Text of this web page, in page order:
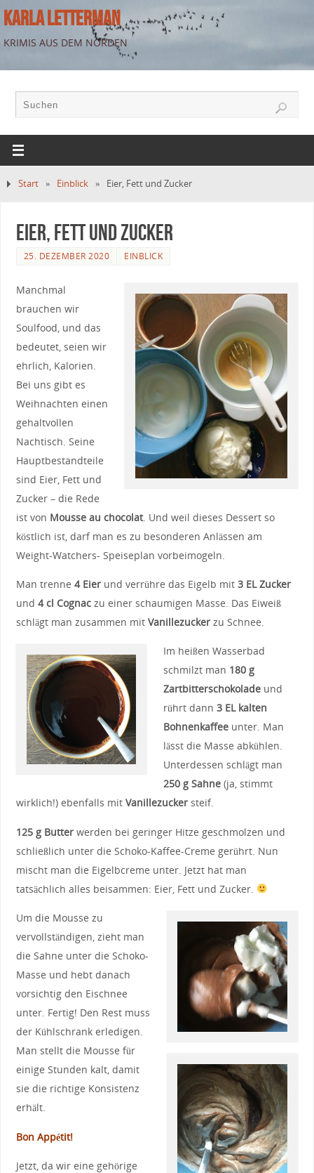
KARLA LETTERMAN
KRIMIS AUS DEM NORDEN
Start » Einblick » Eier, Fett und Zucker
Eier, Fett und Zucker
25. DEZEMBER 2020 EINBLICK
Manchmal
brauchen wir
Soulfood, und das
bedeutet, seien wir
ehrlich, Kalorien.
Bei uns gibt es
Weihnachten einen
gehaltvollen
Nachtisch. Seine
Hauptbestandteile
sind Eier, Fett und
Zucker – die Rede
ist von Mousse au chocolat. Und weil dieses Dessert so
köstlich ist, darf man es zu besonderen Anlässen am
Weight-Watchers- Speiseplan vorbeimogeln.
Man trenne 4 Eierund verrühre das Eigelb mit 3 EL Zucker
und 4 cl Cognaczu einer schaumigen Masse. Das Eiweiß
schlägt man zusammen mit Vanillezuckerzu Schnee.
Im heißen Wasserbad
schmilzt man 180 g
Zartbitterschokolade und
rührt dann 3 EL kalten
Bohnenkaffeeunter. Man
lässt die Masse abkühlen.
Unterdessen schlägt man
250 g Sahne(ja, stimmt
wirklich!) ebenfalls mit Vanillezuckersteif.
125 g Butterwerden bei geringer Hitze geschmolzen und
schließlich unter die Schoko-Kaffee-Creme gerührt. Nun
mischt man die Eigelbcreme unter. Jetzt hat man
tatsächlich alles beisammen: Eier, Fett und Zucker.
Um die Mousse zu
vervollständigen, zieht man
die Sahne unter die Schoko-
Masse und hebt danach
vorsichtig den Eischnee
unter. Fertig! Den Rest muss
der Kühlschrank erledigen.
Man stellt die Mousse für
einige Stunden kalt, damit
sie die richtige Konsistenz
erhält.
Bon Appétit!
Jetzt, da wir eine gehörige